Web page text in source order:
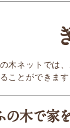
木ネットでは
ことができま
の木で家